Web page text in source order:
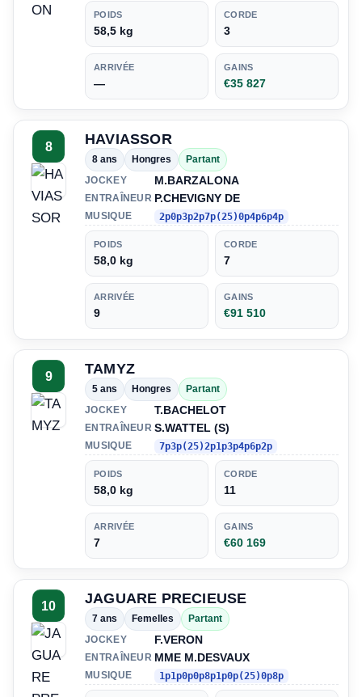
POIDS
58,5 kg
CORDE
3
ARRIVÉE
—
GAINS
€35 827
8 HAVIASSOR
8 ans Hongres
Partant
JOCKEY
M.BARZALONA
ENTRAÎNEUR P.CHEVIGNY DE
MUSIQUE 2p0p3p2p7p(25)0p4p6p4p
POIDS
58,0 kg
CORDE
7
ARRIVÉE
9
GAINS
€91 510
9 TAMYZ
5 ans Hongres
Partant
JOCKEY
T.BACHELOT
ENTRAÎNEUR S.WATTEL (S)
MUSIQUE 7p3p(25)2p1p3p4p6p2p
POIDS
58,0 kg
CORDE
11
ARRIVÉE
7
GAINS
€60 169
10 JAGUARE PRECIEUSE
7 ans Femelles
Partant
JOCKEY
F.VERON
ENTRAÎNEUR MME M.DESVAUX
MUSIQUE 1p1p0p0p8p1p0p(25)0p8p